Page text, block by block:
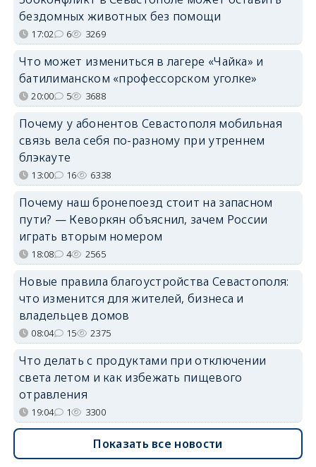
бездомных животных без помощи
17:02 6 3269
Что может измениться в лагере «Чайка» и
батилиманском «профессорском уголке»
20:00 5 3688
Почему у абонентов Севастополя мобильная
связь вела себя по-разному при утреннем
блэкауте
13:00 16 6338
Почему наш бронепоезд стоит на запасном
пути? — Кеворкян объяснил, зачем России
играть вторым номером
18:08 4 2565
Новые правила благоустройства Севастополя:
что изменится для жителей, бизнеса и
владельцев домов
08:04 15 2375
Что делать с продуктами при отключении
света летом и как избежать пищевого
отравления
19:04 1 3300
Показать все новости